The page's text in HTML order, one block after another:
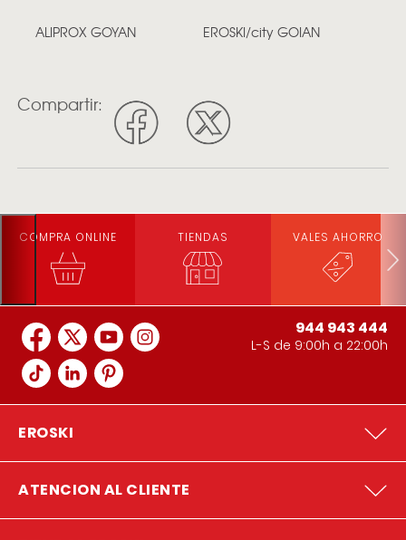
ALIPROX GOYAN EROSKI/city GOIAN
Compartir:
COMPRA ONLINE TIENDAS VALES AHORRO
944 943 444
L-S de 9:00h a 22:00h
EROSKI
ATENCION AL CLIENTE